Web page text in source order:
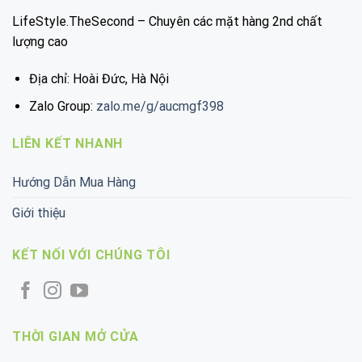
LifeStyle.TheSecond – Chuyên các mặt hàng 2nd chất
lượng cao
Địa chỉ: Hoài Đức, Hà Nội
Zalo Group: zalo.me/g/aucmgf398
LIÊN KẾT NHANH
Hướng Dẫn Mua Hàng
Giới thiệu
KẾT NỐI VỚI CHÚNG TÔI
THỜI GIAN MỞ CỬA